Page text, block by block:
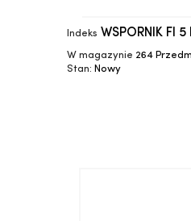
Indeks WSPORNIK FI 5
W magazynie 264
Stan: Nowy